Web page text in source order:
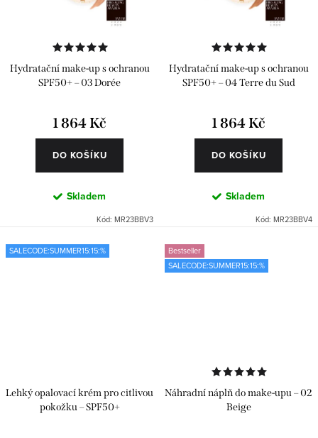
Hydratační make-up s ochranou
SPF50+ – 03 Dorée
1 864 Kč
DO KOŠÍKU
Skladem
Kód: MR23BBV3
Hydratační make-up s ochranou
SPF50+ – 04 Terre du Sud
1 864 Kč
DO KOŠÍKU
Skladem
Kód: MR23BBV4
SALECODE:SUMMER15:15:%
Lehký opalovací krém pro citlivou
pokožku – SPF50+
Bestseller
SALECODE:SUMMER15:15:%
Náhradní náplň do make-upu – 02
Beige